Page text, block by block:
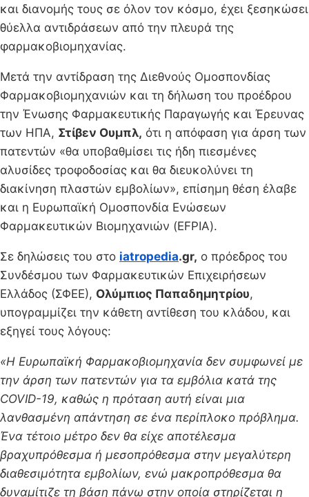
και διανομής τους σε όλον τον κόσμο, έχει ξεσηκώσει
θύελλα αντιδράσεων από την πλευρά της
φαρμακοβιομηχανίας.
Μετά την αντίδραση της Διεθνούς Ομοσπονδίας
Φαρμακοβιομηχανιών και τη δήλωση του προέδρου
την Ένωσης Φαρμακευτικής Παραγωγής και Έρευνας
των ΗΠΑ, Στίβεν Ουμπλ, ότι η απόφαση για άρση των
πατεντών «θα υποβαθμίσει τις ήδη πιεσμένες
αλυσίδες τροφοδοσίας και θα διευκολύνει τη
διακίνηση πλαστών εμβολίων», επίσημη θέση έλαβε
και η Ευρωπαϊκή Ομοσπονδία Ενώσεων
Φαρμακευτικών Βιομηχανιών (EFPIA).
Σε δηλώσεις του στο iatropedia.gr, ο πρόεδρος του
Συνδέσμου των Φαρμακευτικών Επιχειρήσεων
Ελλάδος (ΣΦΕΕ), Ολύμπιος Παπαδημητρίου,
υπογραμμίζει την κάθετη αντίθεση του κλάδου, και
εξηγεί τους λόγους:
«Η Ευρωπαϊκή Φαρμακοβιομηχανία δεν συμφωνεί με
την άρση των πατεντών για τα εμβόλια κατά της
COVID-19, καθώς η πρόταση αυτή είναι μια
λανθασμένη απάντηση σε ένα περίπλοκο πρόβλημα.
Ένα τέτοιο μέτρο δεν θα είχε αποτέλεσμα
βραχυπρόθεσμα ή μεσοπρόθεσμα στην μεγαλύτερη
διαθεσιμότητα εμβολίων, ενώ μακροπρόθεσμα θα
δυναμίτιζε τη βάση πάνω στην οποία στηρίζεται η